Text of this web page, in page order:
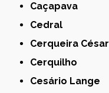
Caçapava
Cedral
Cerqueira César
Cerquilho
Cesário Lange